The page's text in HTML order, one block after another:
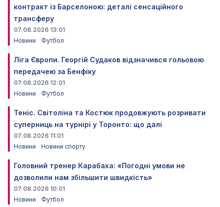
контракт із Барселоною: деталі сенсаційного
трансферу
07.08.2026 13:01
Новини
Футбол
Ліга Європи. Георгій Судаков відзначився гольовою
передачею за Бенфіку
07.08.2026 12:01
Новини
Футбол
Теніс. Світоліна та Костюк продовжують розривати
суперниць на турнірі у Торонто: що далі
07.08.2026 11:01
Новини
Новини спорту
Головний тренер Карабаха: «Погодні умови не
дозволили нам збільшити швидкість»
07.08.2026 10:01
Новини
Футбол